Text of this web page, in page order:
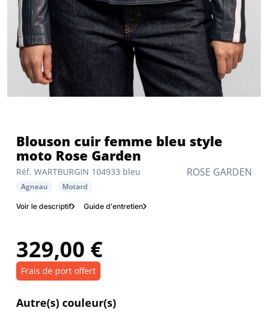
ROSE GARDEN
Réf. WARTBURGIN 104933 bleu
Blouson cuir femme bleu style
moto Rose Garden
Agneau Motard
Voir le descriptif Guide d'entretien
329,00 €
Frais de port offert
Autre(s) couleur(s)